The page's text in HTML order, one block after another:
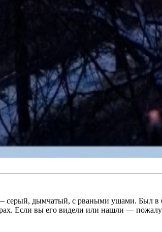
дымчатый, с рваными ушами. Был в
Если вы его видели или нашли —